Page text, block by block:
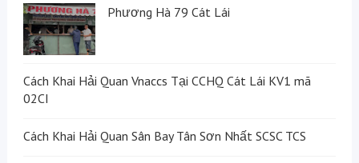
Phương Hà 79 Cát Lái
Cách Khai Hải Quan Vnaccs Tại CCHQ Cát Lái KV1 mã
02CI
Cách Khai Hải Quan Sân Bay Tân Sơn Nhất SCSC TCS